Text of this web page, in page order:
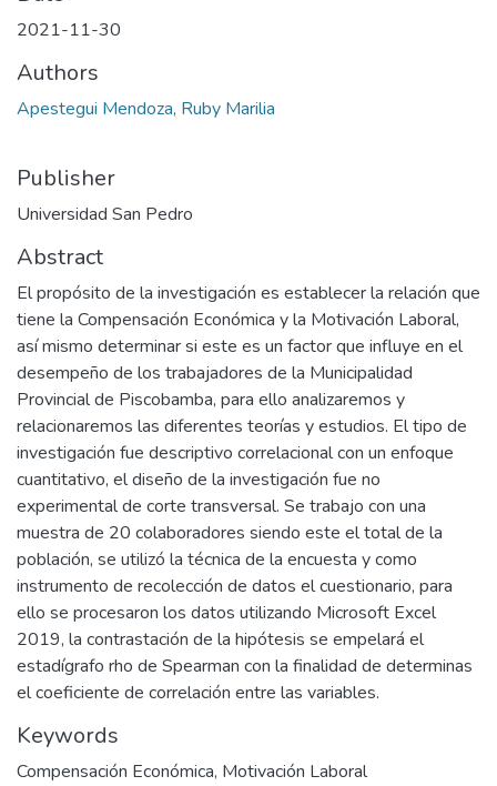
2021-11-30
Authors
Apestegui Mendoza, Ruby Marilia
Publisher
Universidad San Pedro
Abstract
El propósito de la investigación es establecer la relación que
tiene la Compensación Económica y la Motivación Laboral,
así mismo determinar si este es un factor que influye en el
desempeño de los trabajadores de la Municipalidad
Provincial de Piscobamba, para ello analizaremos y
relacionaremos las diferentes teorías y estudios. El tipo de
investigación fue descriptivo correlacional con un enfoque
cuantitativo, el diseño de la investigación fue no
experimental de corte transversal. Se trabajo con una
muestra de 20 colaboradores siendo este el total de la
población, se utilizó la técnica de la encuesta y como
instrumento de recolección de datos el cuestionario, para
ello se procesaron los datos utilizando Microsoft Excel
2019, la contrastación de la hipótesis se empelará el
estadígrafo rho de Spearman con la finalidad de determinas
el coeficiente de correlación entre las variables.
Keywords
Compensación Económica, Motivación Laboral